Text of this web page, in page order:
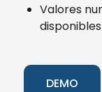
Valores
disponibles
DEMO